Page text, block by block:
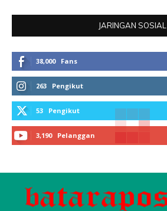
JARINGAN SOSIAL
38,000 Fans
263 Pengikut
53 Pengikut
3,190 Pelanggan